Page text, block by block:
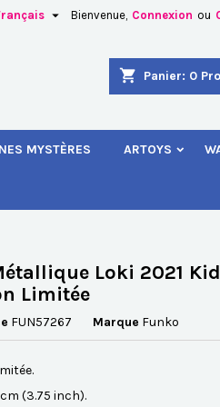
Bienvenue, Connexion ou

shopping_cart Panier: 0
MYSTÈRES ARTOYS
Loki 2021
Limitée
FUN57267 Marque Funko
cm (3.75 inch).